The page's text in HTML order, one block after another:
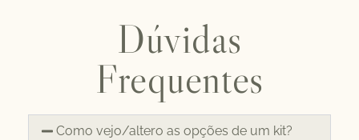
Dúvidas
Frequentes
Como vejo/altero as opções de um kit?